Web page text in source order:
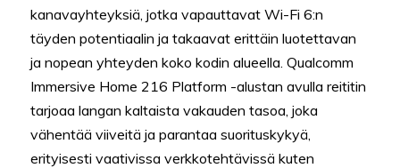
kanavayhteyksiä, jotka vapauttavat Wi-Fi 6:n
täyden potentiaalin ja takaavat erittäin luotettavan
ja nopean yhteyden koko kodin alueella. Qualcomm
Immersive Home 216 Platform -alustan avulla reititin
tarjoaa langan kaltaista vakauden tasoa, joka
vähentää viiveitä ja parantaa suorituskykyä,
erityisesti vaativissa verkkotehtävissä kuten